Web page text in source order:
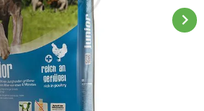
chevron_right